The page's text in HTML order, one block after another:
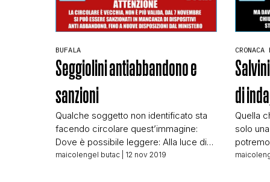
BUFALA
Seggiolini antiabbandono e
sanzioni
Qualche soggetto non identificato sta
facendo circolare quest’immagine:
Dove è possibile leggere: Alla luce di
quanto precede, attesa la necessità di
maicolengel butac | 12 nov 2019
di
Quella
solo
rete.